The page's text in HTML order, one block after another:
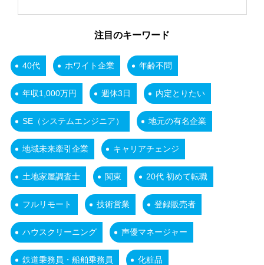
注目のキーワード
40代 ホワイト企業 年齢不問
年収1,000万円 週休3日 内定とりたい
SE（システムエンジニア） 地元の有名企業
地域未来牽引企業 キャリアチェンジ
土地家屋調査士 関東 20代 初めて転職
フルリモート 技術営業 登録販売者
ハウスクリーニング 声優マネージャー
鉄道乗務員・船舶乗務員 化粧品